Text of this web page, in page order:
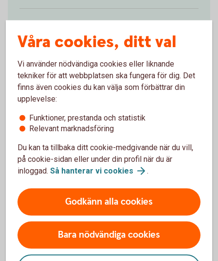
Varbergs Sparbank AB (publ) - Pelare III rapport
2026-04-01 12:10
Varbergs Sparbank AB (publ) - Effektrapport 2025
Tidigare pressmeddelanden
Våra cookies, ditt val
Vi använder nödvändiga cookies eller liknande
tekniker för att webbplatsen ska fungera för dig. Det
finns även cookies du kan välja som förbättrar din
upplevelse:
Funktioner, prestanda och statistik
Relevant marknadsföring
Du kan ta tillbaka ditt cookie-medgivande när du vill,
på cookie-sidan eller under din profil när du är
inloggad. Så hanterar vi cookies .
Godkänn alla cookies
Bara nödvändiga cookies